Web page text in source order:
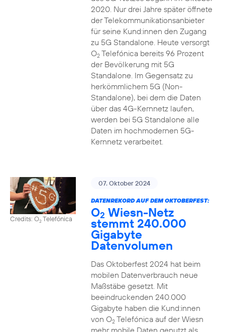
2020. Nur drei Jahre später öffnete
der Telekommunikationsanbieter
für seine Kund:innen den Zugang
zu 5G Standalone. Heute versorgt
O2Telefónica bereits 96 Prozent
der Bevölkerung mit 5G
Standalone. Im Gegensatz zu
herkömmlichem 5G (Non-
Standalone), bei dem die Daten
über das 4G-Kernnetz laufen,
werden bei 5G Standalone alle
Daten im hochmodernen 5G-
Kernnetz verarbeitet.
Credits: O2Telefónica
07. Oktober 2024
DATENREKORD AUF DEM OKTOBERFEST:
O2 Wiesn-Netz
stemmt 240.000
Gigabyte
Datenvolumen
Das Oktoberfest 2024 hat beim
mobilen Datenverbrauch neue
Maßstäbe gesetzt. Mit
beeindruckenden 240.000
Gigabyte haben die Kund:innen
von O2Telefónica auf der Wiesn
mehr mobile Daten genutzt als